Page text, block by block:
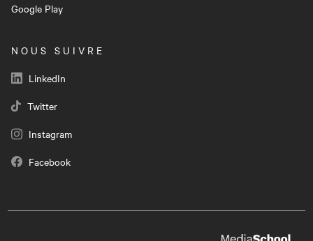
Google Play
NOUS SUIVRE
LinkedIn
Twitter
Instagram
Facebook